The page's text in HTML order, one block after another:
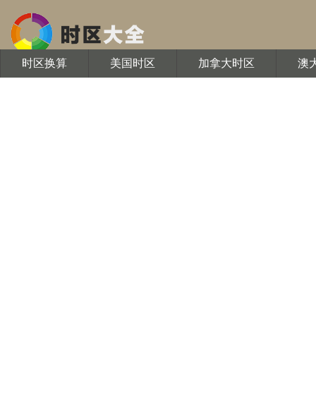
时区换算 美国时区 加拿大时区 澳